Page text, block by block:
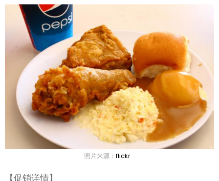
照片来源：flickr
【促销详情】